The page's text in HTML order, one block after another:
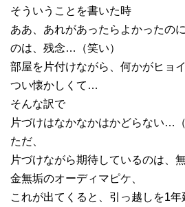
そういうことを書いた時
ああ、あれがあったらよかったの
のは、残念…（笑い）
部屋を片付けながら、何かがヒョ
つい懐かしくて…
そんな訳で
片づけはなかなかはかどらない…（
ただ、
片づけながら期待しているのは、
金無垢のオーディマピケ、
これが出てくると、引っ越しを1